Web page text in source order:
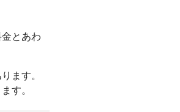
とあわ
ます。
す。